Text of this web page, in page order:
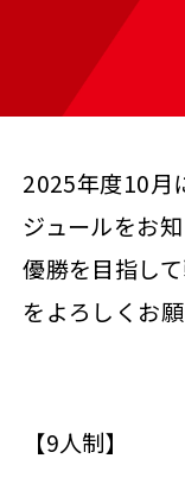
2025年度10月
ジュールをお
優勝を目指し
をよろしくお
【9人制】